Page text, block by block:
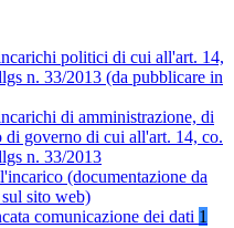
politici di cui all'art. 14,
n. 33/2013 (da pubblicare in
di amministrazione, di
di governo di cui all'art. 14, co.
n. 33/2013
(documentazione da
sito web)
comunicazione dei dati 1